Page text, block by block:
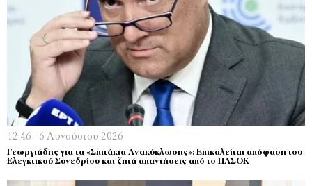
12:46 - 6 Αυγούστου 2026
Γεωργιάδης για τα «Σπιτάκια Ανακύκλωσης»: Επικαλείται απόφαση του
Ελεγκτικού Συνεδρίου και ζητά απαντήσεις από το ΠΑΣΟΚ